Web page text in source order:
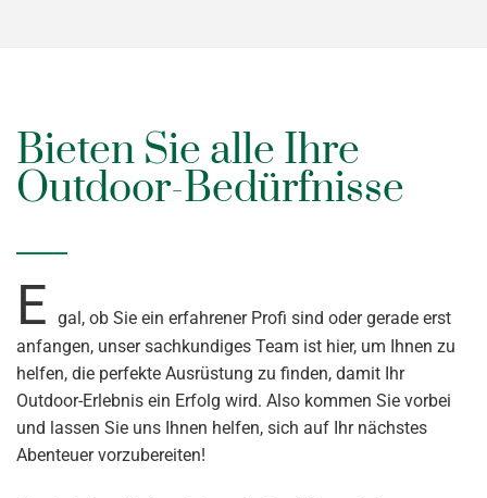
Bieten Sie alle Ihre
Outdoor-Bedürfnisse
E gal, ob Sie ein erfahrener Profi sind oder gerade erst
anfangen, unser sachkundiges Team ist hier, um Ihnen zu
helfen, die perfekte Ausrüstung zu finden, damit Ihr
Outdoor-Erlebnis ein Erfolg wird. Also kommen Sie vorbei
und lassen Sie uns Ihnen helfen, sich auf Ihr nächstes
Abenteuer vorzubereiten!